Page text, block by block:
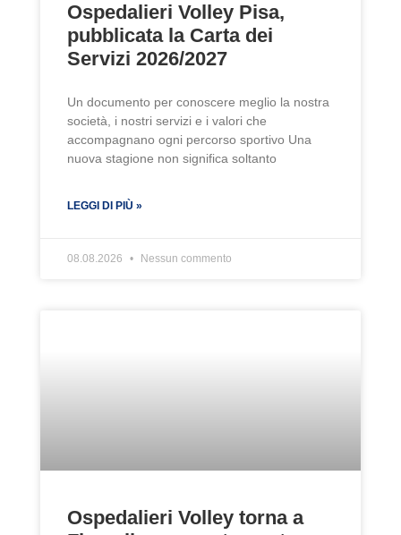
Ospedalieri Volley Pisa,
pubblicata la Carta dei
Servizi 2026/2027
Un documento per conoscere meglio la nostra
società, i nostri servizi e i valori che
accompagnano ogni percorso sportivo Una
nuova stagione non significa soltanto
LEGGI DI PIÙ »
08.08.2026 Nessun commento
Ospedalieri Volley torna a